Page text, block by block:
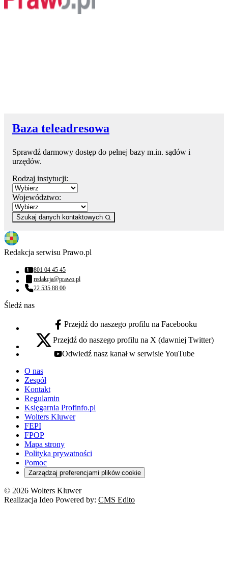
Baza teleadresowa
Sprawdź darmowy dostęp do pełnej bazy m.in. sądów i
urzędów.
Rodzaj instytucji:
Województwo:
Szukaj danych kontaktowych
Redakcja serwisu Prawo.pl
Numer telefonu:
801 04 45 45
Adres email:
redakcja@prawo.pl
Numer telefonu:
22 535 88 00
Śledź nas
facebook - otwiera się w nowej karcie
Przejdź do naszego profilu na Facebooku
x - otwiera się w nowej karcie
Przejdź do naszego profilu na X (dawniej Twitter)
youtube - otwiera się w nowej karcie
Odwiedź nasz kanał w serwisie YouTube
O nas
Zespół
Kontakt
Regulamin
Księgarnia Profinfo.pl
Wolters Kluwer
FEPI
FPOP
Mapa strony
Polityka prywatności
Pomoc
Zarządzaj preferencjami plików cookie
© 2026 Wolters Kluwer
Realizacja Ideo Powered by: CMS Edito